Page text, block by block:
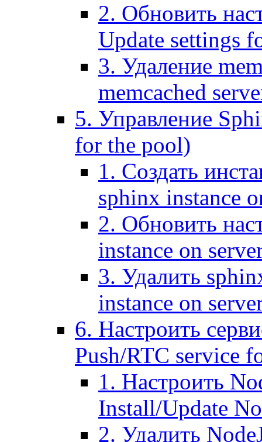
2. Обновить
Update settings
3. Удаление
memcached
5. Управление
for the pool)
1. Создать
sphinx instance
2. Обновить
instance on
3. Удалить
instance on
6. Настроить
Push/RTC service
1. Настроить
Install/Update
2. Удалить